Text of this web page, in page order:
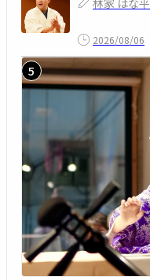
2026/08/06